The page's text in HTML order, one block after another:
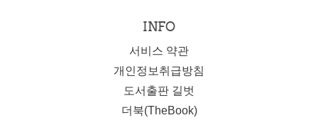
INFO
서비스 약관
개인정보취급방침
도서출판 길벗
더북(TheBook)